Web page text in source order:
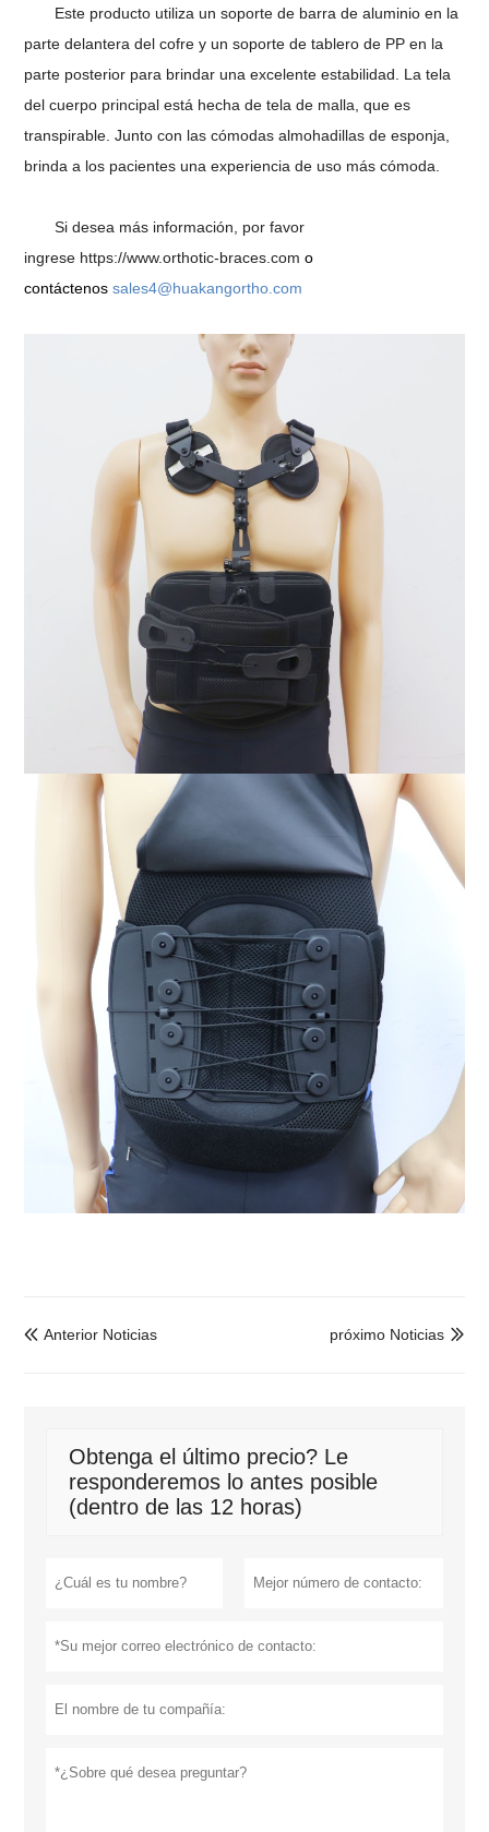
Este producto utiliza un soporte de barra de aluminio en la
parte delantera del cofre y un soporte de tablero de PP en la
parte posterior para brindar una excelente estabilidad. La tela
del cuerpo principal está hecha de tela de malla, que es
transpirable. Junto con las cómodas almohadillas de esponja,
brinda a los pacientes una experiencia de uso más cómoda.
Si desea más información, por favor
ingrese https://www.orthotic-braces.com o
contáctenossales4@huakangortho.com
 Anterior Noticias 
próximo Noticias
Obtenga el último precio? Le
responderemos lo antes posible
(dentro de las 12 horas)